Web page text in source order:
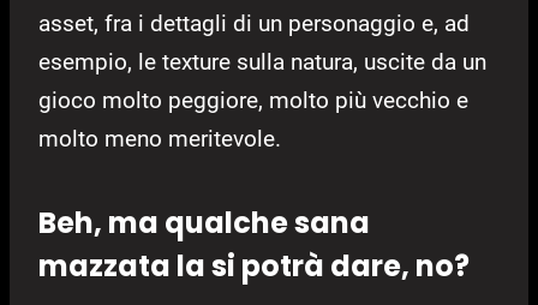
asset, fra i dettagli di un personaggio e, ad
esempio, le texture sulla natura, uscite da un
gioco molto peggiore, molto più vecchio e
molto meno meritevole.
Beh, ma qualche sana
mazzata la si potrà dare, no?